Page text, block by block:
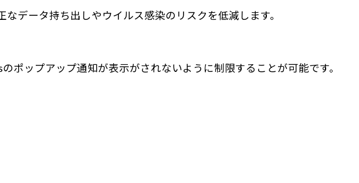
データ持ち出しやウイルス感染のリスクを低減します。
ップアップ通知が表示がされないように制限することが可能です。